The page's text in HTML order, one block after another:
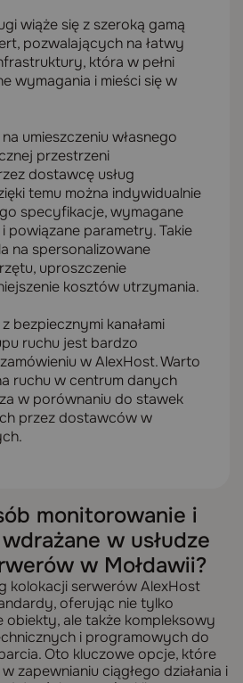
wiąże się z szeroką gamą
pozwalających na łatwy
która w pełni
wymagania i mieści się w
umieszczeniu własnego
przestrzeni
dostawcę usług
temu można indywidualnie
specyfikacje, wymagane
powiązane parametry. Takie
na spersonalizowane
uproszczenie
kosztów utrzymania.
bezpiecznymi kanałami
ruchu jest bardzo
w AlexHost. Warto
ruchu w centrum danych
w porównaniu do stawek
przez dostawców w
monitorowanie i
w usłudze
w Mołdawii?
kolokacji serwerów AlexHost
oferując nie tylko
obiekty, ale także kompleksowy
i programowych do
Oto kluczowe opcje, które
zapewnianiu ciągłego działania i